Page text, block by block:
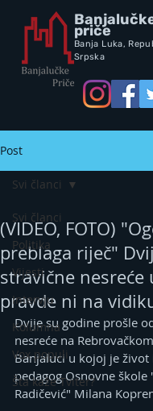
priče
Banja Luka,
Srpska
Post
Svi članci
Politika
Vijesti
Intervju
Kolumna
Vox populi
Šta kaže Tviter?
Svi članci
(VIDEO, FOTO)
preblaga riječ"
stravične nesreće
pravde ni na
Dvije su godine prošle
nesreće na
Banjaluci u kojoj je život
pedagog Osnovne škole
Radičević" Milana